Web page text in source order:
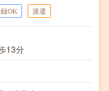
OK 派遣
13分